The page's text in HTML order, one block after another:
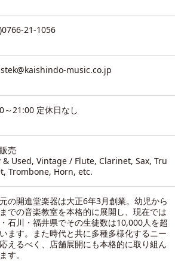
21-1056
music.co.jp
～21:00 定休日なし
売
& Used, Vintage / Flute, Clarinet, Sax, Tru
Trombone, Horn, etc.
の開進堂楽器は大正6年3月創業。幼児から
での音楽教室を本格的に展開し、現在では
石川・福井県でその生徒数は10,000人を超
ます。また時代と共に多種多様化するニー
えるべく、店舗展開にも本格的に取り組ん
す。